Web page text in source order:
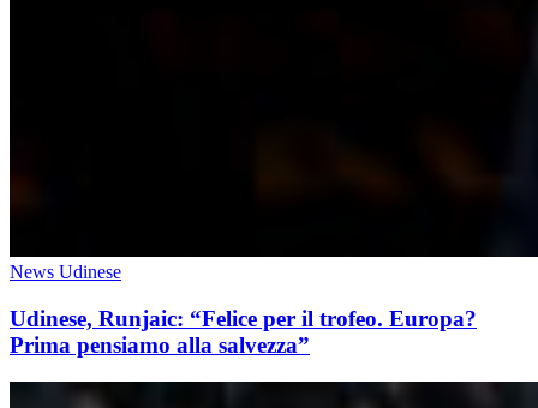
News Udinese
Udinese, Runjaic: “Felice per il trofeo. Europa?
Prima pensiamo alla salvezza”